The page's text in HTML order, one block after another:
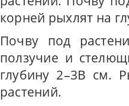
корней рыхлят на
Почву под
ползучие и
глубину 2–3В см.
растений.